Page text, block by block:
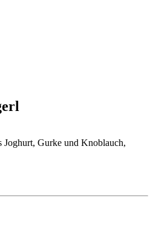
Joghurt, Gurke und Knoblauch,